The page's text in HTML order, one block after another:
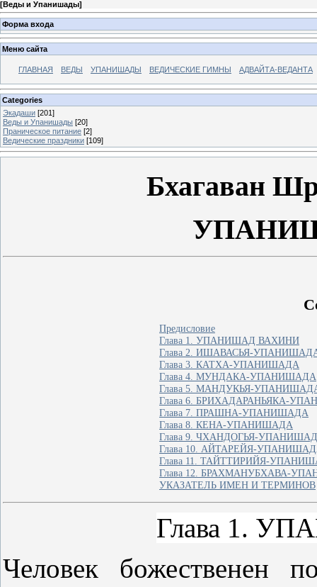
[Веды и Упанишады]
Форма входа
Меню сайта
ГЛАВНАЯ ВЕДЫ УПАНИШАДЫ ВЕДИЧЕСКИЕ ГИМНЫ АДВАЙТА-ВЕДАНТА
Categories
Экадаши [201]
Веды и Упанишады [20]
Праническое питание [2]
Ведические праздники [109]
Бхагаван
Предисловие
Глава 1. УПАНИШАД ВАХИНИ
Глава 2. ИШАВАСЬЯ-
Глава 3. КАТХА-УПАНИШАДА
Глава 4. МУНДАКА-УПАНИШАДА
Глава 5. МАНДУКЬЯ-
Глава 6. БРИХАДАРАНЬЯКА-
Глава 7. ПРАШНА-УПАНИШАДА
Глава 8. КЕНА-УПАНИШАДА
Глава 9. ЧХАНДОГЬЯ-
Глава 10. АЙТАРЕЙЯ-
Глава 11. ТАЙТТИРИЙЯ-
Глава 12. БРАХМАНУБХАВА-
УКАЗАТЕЛЬ ИМЕН И ТЕРМИНОВ
Глава 1.
Человек божественен